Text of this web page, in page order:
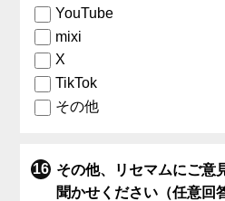
YouTube
mixi
X
TikTok
その他
その他、リセマムにご意
聞かせください（任意回